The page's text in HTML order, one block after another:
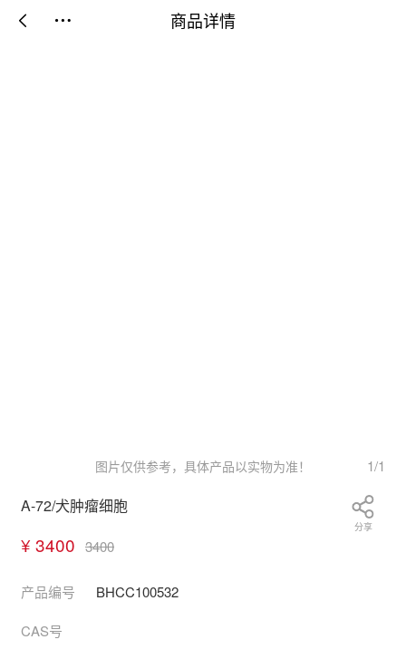
商品详情
 
图片仅供参考，具体产品以实物为准！ 1/1
A-72/犬肿瘤细胞
¥ 3400 3400
分享
产品编号 BHCC100532
CAS号